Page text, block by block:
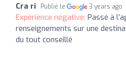
Cra ri Publié le 3 years ago
Expérience négative: Passé à
renseignements sur une
du tout conseillé